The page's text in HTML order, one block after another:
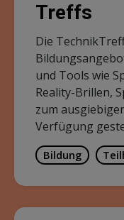
Treffs
Die
und Tools wie
Reality-Brillen,
zum
Verfügung
Bildung